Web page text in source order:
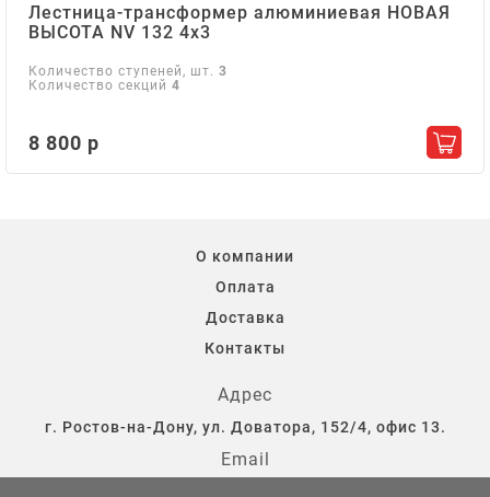
Лестница-трансформер алюминиевая НОВАЯ
ВЫСОТА NV 132 4х3
Количество ступеней, шт. 3
Количество секций 4
8 800 р
О компании
Оплата
Доставка
Контакты
Адрес
г. Ростов-на-Дону, ул. Доватора, 152/4, офис 13.
Email